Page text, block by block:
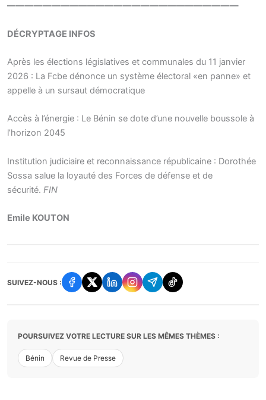
——————————————————————————
DÉCRYPTAGE INFOS
Après les élections législatives et communales du 11 janvier
2026 : La Fcbe dénonce un système électoral «en panne» et
appelle à un sursaut démocratique
Accès à l’énergie : Le Bénin se dote d’une nouvelle boussole à
l’horizon 2045
Institution judiciaire et reconnaissance républicaine : Dorothée
Sossa salue la loyauté des Forces de défense et de
sécurité. FIN
Emile KOUTON
SUIVEZ-NOUS :
POURSUIVEZ VOTRE LECTURE SUR LES MÊMES THÈMES :
Bénin Revue de Presse